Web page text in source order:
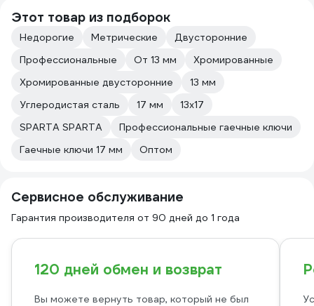
Этот товар из подборок
Недорогие Метрические
Двусторонние
Профессиональные
От 13 мм
Хромированные
Хромированные двусторонние
13 мм
Углеродистая сталь
17 мм
13х17
SPARTA SPARTA
Профессиональные гаечные ключи
Гаечные ключи 17 мм
Оптом
Сервисное обслуживание
Гарантия производителя от 90 дней до 1 года
120 дней обмен и возврат
Вы можете вернуть товар, который не был